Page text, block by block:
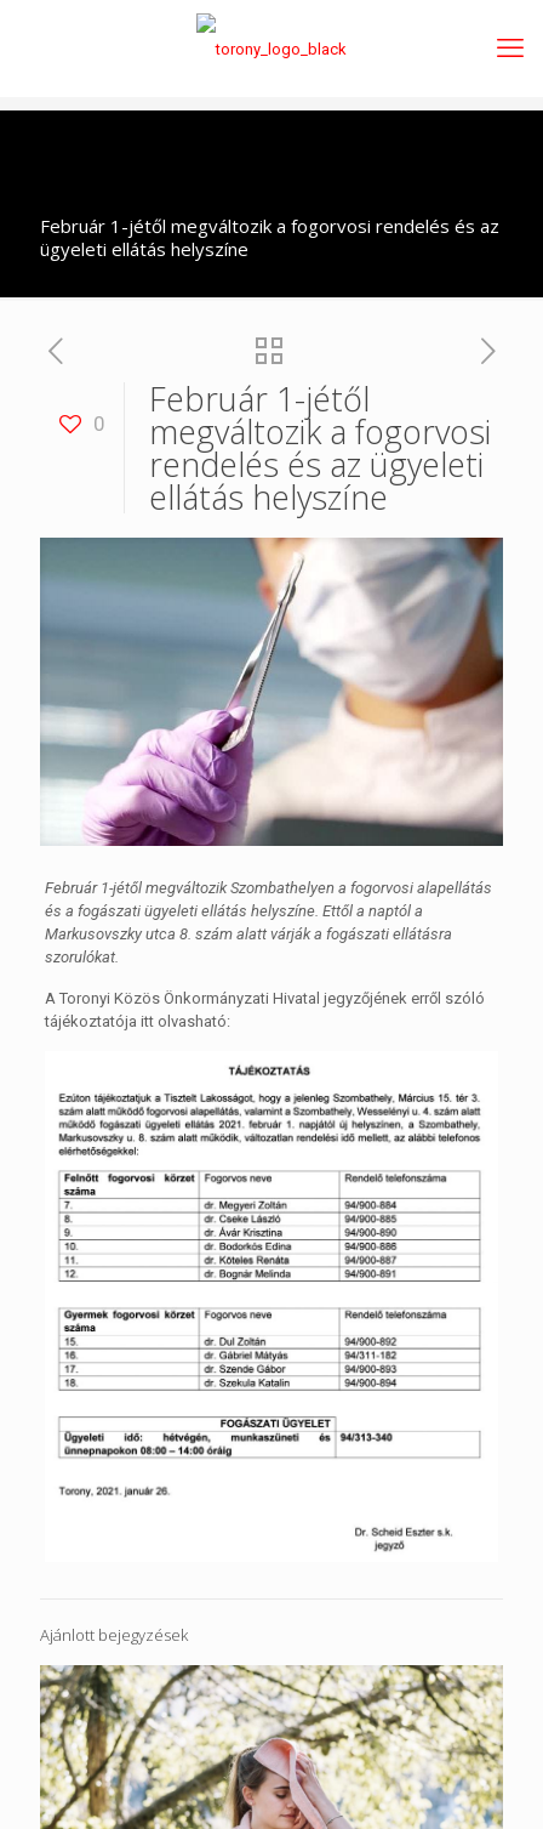
Február 1-jétől megváltozik a fogorvosi rendelés és az
ügyeleti ellátás helyszíne
0
Február 1-jétől
megváltozik a fogorvosi
rendelés és az ügyeleti
ellátás helyszíne
Február 1-jétől megváltozik Szombathelyen a fogorvosi alapellátás
és a fogászati ügyeleti ellátás helyszíne. Ettől a naptól a
Markusovszky utca 8. szám alatt várják a fogászati ellátásra
szorulókat.
A Toronyi Közös Önkormányzati Hivatal jegyzőjének erről szóló
tájékoztatója itt olvasható:
Ajánlott bejegyzések